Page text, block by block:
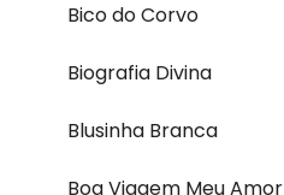
Bico do Corvo
Biografia Divina
Blusinha Branca
Boa Viagem Meu Amor